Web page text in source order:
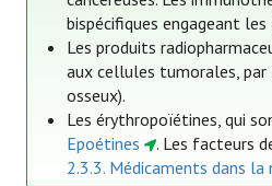
bispécifiques engageant
Les produits
aux cellules tumorales, par
osseux).
Les érythropoïétines, qui
Epoétines
. Les facteurs
2.3.3. Médicaments dans